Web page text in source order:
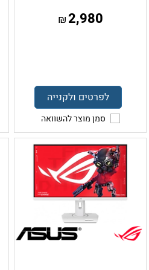
2,980
₪
לפרטים ולקנייה
סמן מוצר להשוואה